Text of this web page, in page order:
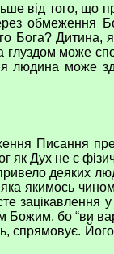
від того, що
обмеження
Бога? Дитина,
може
людина може
Писання
Дух не є
деяких
якимось
бо “ви
спрямовує.